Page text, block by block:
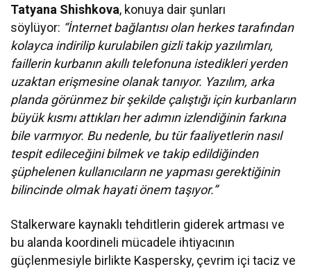
Tatyana Shishkova, konuya dair şunları
söylüyor: “İnternet bağlantısı olan herkes tarafından
kolayca indirilip kurulabilen gizli takip yazılımları,
faillerin kurbanın akıllı telefonuna istedikleri yerden
uzaktan erişmesine olanak tanıyor. Yazılım, arka
planda görünmez bir şekilde çalıştığı için kurbanların
büyük kısmı attıkları her adımın izlendiğinin farkına
bile varmıyor. Bu nedenle, bu tür faaliyetlerin nasıl
tespit edileceğini bilmek ve takip edildiğinden
şüphelenen kullanıcıların ne yapması gerektiğinin
bilincinde olmak hayati önem taşıyor.”
Stalkerware kaynaklı tehditlerin giderek artması ve
bu alanda koordineli mücadele ihtiyacının
güçlenmesiyle birlikte Kaspersky, çevrim içi taciz ve